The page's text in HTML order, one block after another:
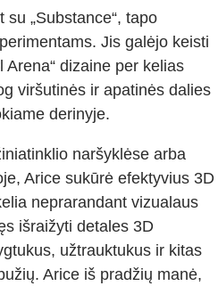
„Substance“, tapo
Jis galėjo keisti
Arena“ dizaine per kelias
viršutinės ir apatinės dalies
derinyje.
naršyklėse arba
Arice sukūrė efektyvius 3D
neprarandant vizualaus
išraižyti detales 3D
užtrauktukus ir kitas
Arice iš pradžių manė,